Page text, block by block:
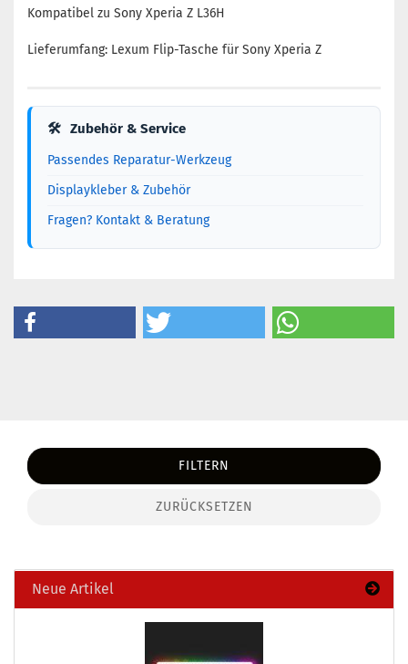
Kompatibel zu Sony Xperia Z L36H
Lieferumfang: Lexum Flip-Tasche für Sony Xperia Z
🛠 Zubehör & Service
Passendes Reparatur-Werkzeug
Displaykleber & Zubehör
Fragen? Kontakt & Beratung
FILTERN
ZURÜCKSETZEN
Neue Artikel